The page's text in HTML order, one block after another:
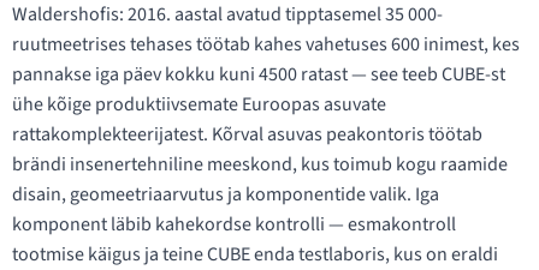
Waldershofis: 2016. aastal avatud tipptasemel 35 000-
ruutmeetrises tehases töötab kahes vahetuses 600 inimest, kes
pannakse iga päev kokku kuni 4500 ratast — see teeb CUBE-st
ühe kõige produktiivsemate Euroopas asuvate
rattakomplekteerijatest. Kõrval asuvas peakontoris töötab
brändi insenertehniline meeskond, kus toimub kogu raamide
disain, geomeetriaarvutus ja komponentide valik. Iga
komponent läbib kahekordse kontrolli — esmakontroll
tootmise käigus ja teine CUBE enda testlaboris, kus on eraldi